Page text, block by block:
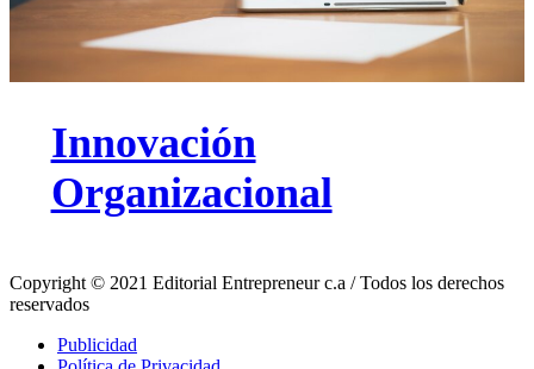
Innovación
Organizacional
Copyright © 2021 Editorial Entrepreneur c.a / Todos los derechos
reservados
Publicidad